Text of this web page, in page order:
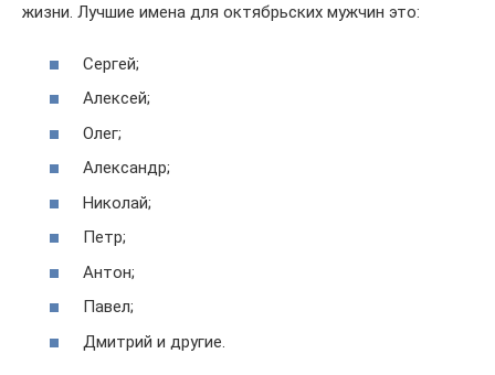
жизни. Лучшие имена для октябрьских мужчин это:
Сергей;
Алексей;
Олег;
Александр;
Николай;
Петр;
Антон;
Павел;
Дмитрий и другие.